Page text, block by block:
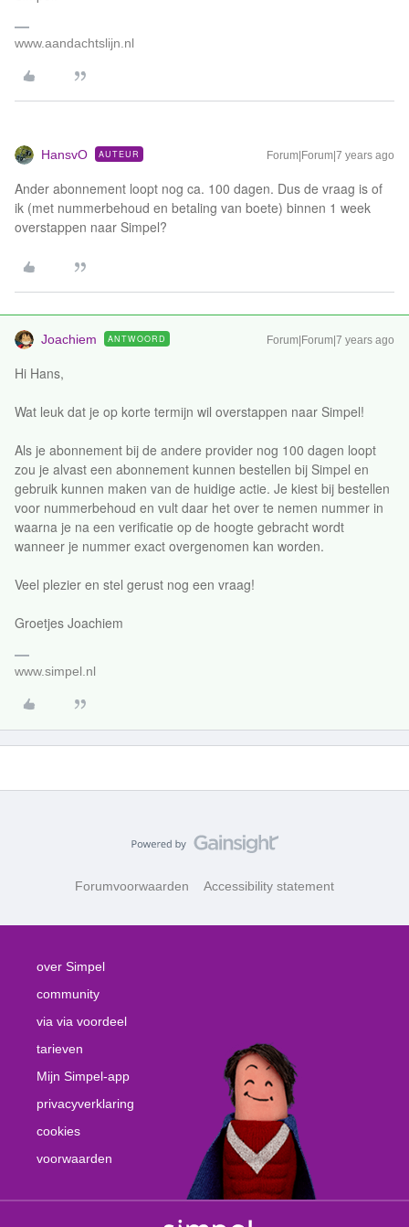
www.aandachtslijn.nl
HansvO AUTEUR Forum|Forum|7 years ago
Ander abonnement loopt nog ca. 100 dagen. Dus de vraag is of
ik (met nummerbehoud en betaling van boete) binnen 1 week
overstappen naar Simpel?
Joachiem ANTWOORD Forum|Forum|7 years ago
Hi Hans,
Wat leuk dat je op korte termijn wil overstappen naar Simpel!
Als je abonnement bij de andere provider nog 100 dagen loopt
zou je alvast een abonnement kunnen bestellen bij Simpel en
gebruik kunnen maken van de huidige actie. Je kiest bij bestellen
voor nummerbehoud en vult daar het over te nemen nummer in
waarna je na een verificatie op de hoogte gebracht wordt
wanneer je nummer exact overgenomen kan worden.
Veel plezier en stel gerust nog een vraag!
Groetjes Joachiem
www.simpel.nl
Forumvoorwaarden Accessibility statement
over Simpel
community
via via voordeel
tarieven
Mijn Simpel-app
privacyverklaring
cookies
voorwaarden